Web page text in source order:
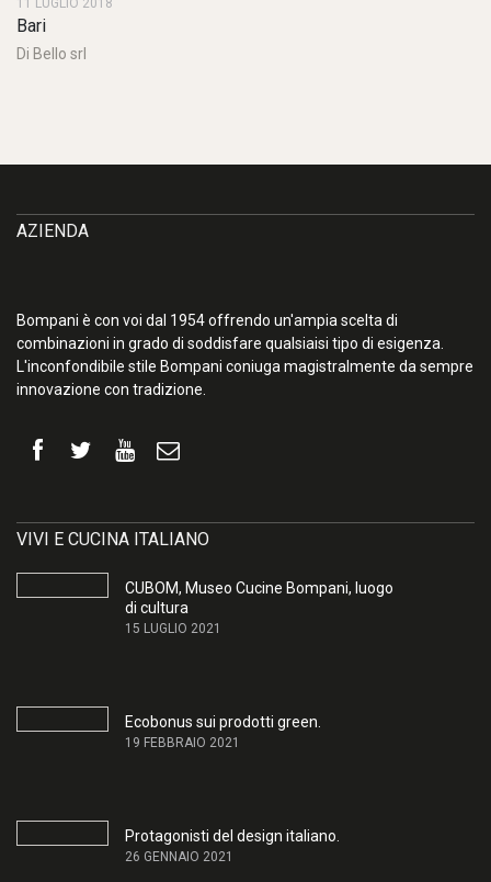
Bari
Di Bello srl
AZIENDA
Bompani è con voi dal 1954 offrendo un'ampia scelta di
combinazioni in grado di soddisfare qualsiaisi tipo di esigenza.
L'inconfondibile stile Bompani coniuga magistralmente da sempre
innovazione con tradizione.
VIVI E CUCINA ITALIANO
CUBOM, Museo Cucine Bompani, luogo
di cultura
15 LUGLIO 2021
Ecobonus sui prodotti green.
19 FEBBRAIO 2021
Protagonisti del design italiano.
26 GENNAIO 2021